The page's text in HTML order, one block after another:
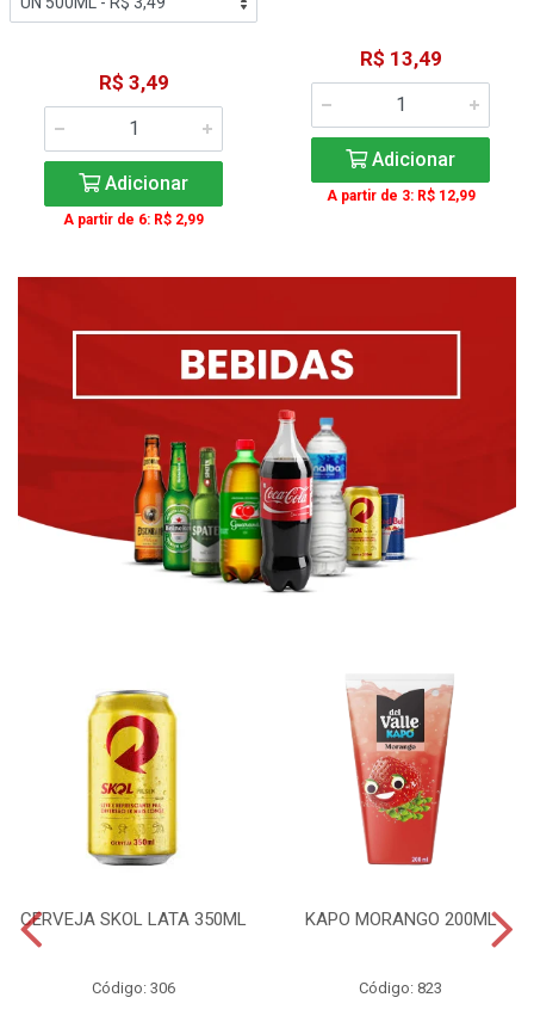
R$ 3,49
Adicionar
A partir de 6: R$ 2,99
R$ 13,49
Adicionar
A partir de 3: R$ 12,99
CERVEJA SKOL LATA 350ML
Código: 306
KAPO MORANGO 200ML
Código: 823